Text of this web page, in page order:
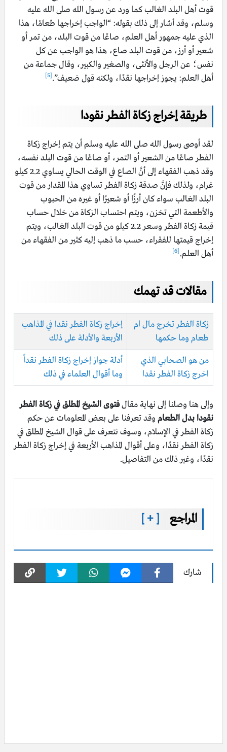
قوت أهل البلد الغالب كما ورد عن رسول الله صلى الله عليه
وسلم، وقد أشار إلى ذلك بقوله: “الواجب إخراجها طعامًا، هذا
الذي عليه جمهور أهل العلم، صاعًا من قوت البلد، من تمر أو
شعير أو أرز، من قوت البلد صاع، هذا هو الواجب عن كل
نفس؛ عن الرجل والأنثى، والصغير والكبير، وقال جماعة من
أهل العلم: يجوز إخراجها نقدًا، ولكنه قول ضعيف”.[5]
طريقة إخراج زكاة الفطر نقودا
لقد أوصى رسول الله صلى الله عليه وسلم أن يتم إخراج زكاة
الفطر صاعًا من الشعير أو التمر، أو صاعًا من قوت البلد نفسه،
وقد ذهب الفقهاء إلى أنَّ الصاع في الوقت الحالي يساوي 2.2 كيلو
غرام، ولذلك فإنَّ صدقة زكاة الفطر تساوي هذا المقدار من قوت
البلد الغالب سواء كان أرزًا أو شعيرًا أو غيره من الحبوب
والأطعمة التي تخزن، ويتم احتساب الزكاة من خلال حساب
قيمة زكاة الفطر وسعر 2.2 كيلو من قوت البلد الغالب، ويتم
إخراج قيمتها للفقراء، حسب ما ذهب إليه كثير من الفقهاء من
أهل العلم.[6]
مقالات قد تهمك
زكاة الفطر تخرج مال ام
طعام وما حكمها
إخراج زكاة الفطر نقدا في المذاهب
الأربعة والأدلة على ذلك
من هو الصحابي الذي
اخرج زكاة الفطر نقدا
أدلة جواز إخراج زكاة الفطر نقداً
وما أقوال العلماء في ذلك
وإلى هنا وصلنا إلى نهاية مقالفتوى الشيخ المطلق في زكاة الفطر
نقودا بدل الطعام وقد تعرفنا على بعض المعلومات عن حكم
زكاة الفطر في الإسلام، وسوف نتعرف على قوال الشيخ المطلق في
زكاة الفطر نقدًا، وعلى أقوال المذاهب الأربعة في إخراج زكاة الفطر
نقدًا، وغير ذلك من التفاصيل.
المراجع [ + ]
شارك